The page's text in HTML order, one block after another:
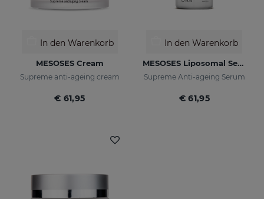
In den Warenkorb
MESOSES Cream
Supreme anti-ageing cream
€ 61,95
In den Warenkorb
MESOSES Liposomal Serum
Supreme Anti-ageing Serum
€ 61,95